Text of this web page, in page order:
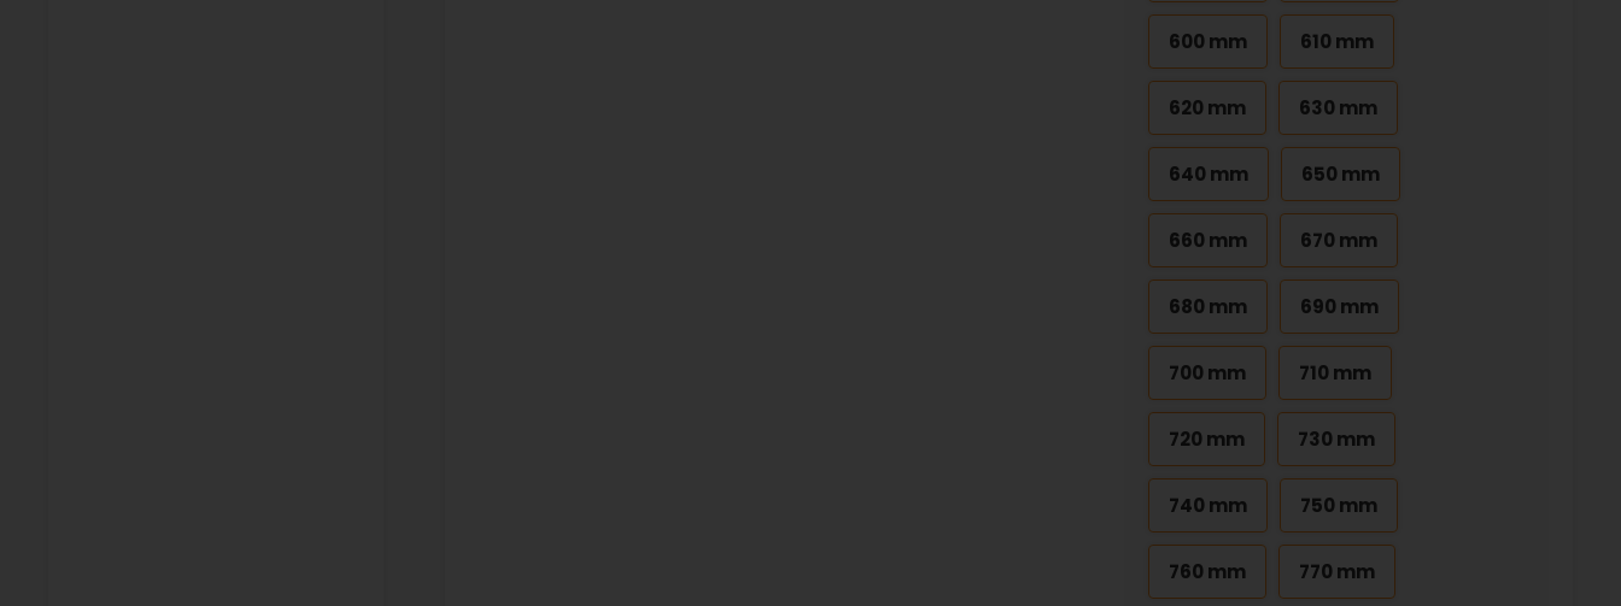
600 mm 610 mm
620 mm 630 mm
640 mm 650 mm
660 mm 670 mm
680 mm 690 mm
700 mm 710 mm
720 mm 730 mm
740 mm 750 mm
760 mm 770 mm